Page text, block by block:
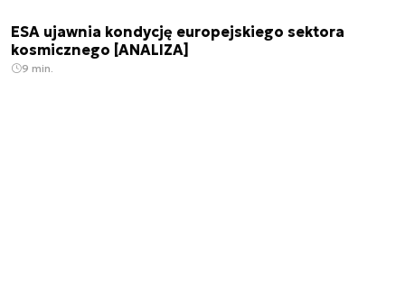
ESA ujawnia kondycję europejskiego sektora
kosmicznego [ANALIZA]
9 min.